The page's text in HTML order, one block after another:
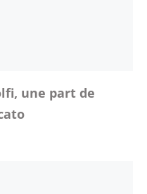
une part de